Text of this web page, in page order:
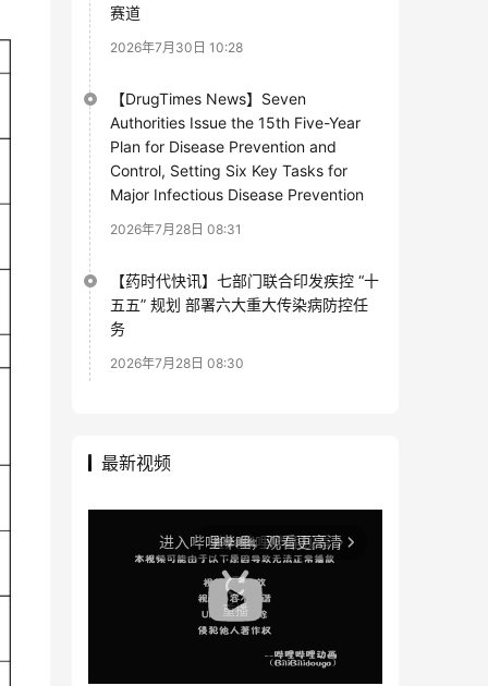
赛道
2026年7月30日 10:28
【DrugTimes News】Seven
Authorities Issue the 15th Five-Year
Plan for Disease Prevention and
Control, Setting Six Key Tasks for
Major Infectious Disease Prevention
2026年7月28日 08:31
【药时代快讯】七部门联合印发疾控 “十
五五” 规划 部署六大重大传染病防控任
务
2026年7月28日 08:30
最新视频